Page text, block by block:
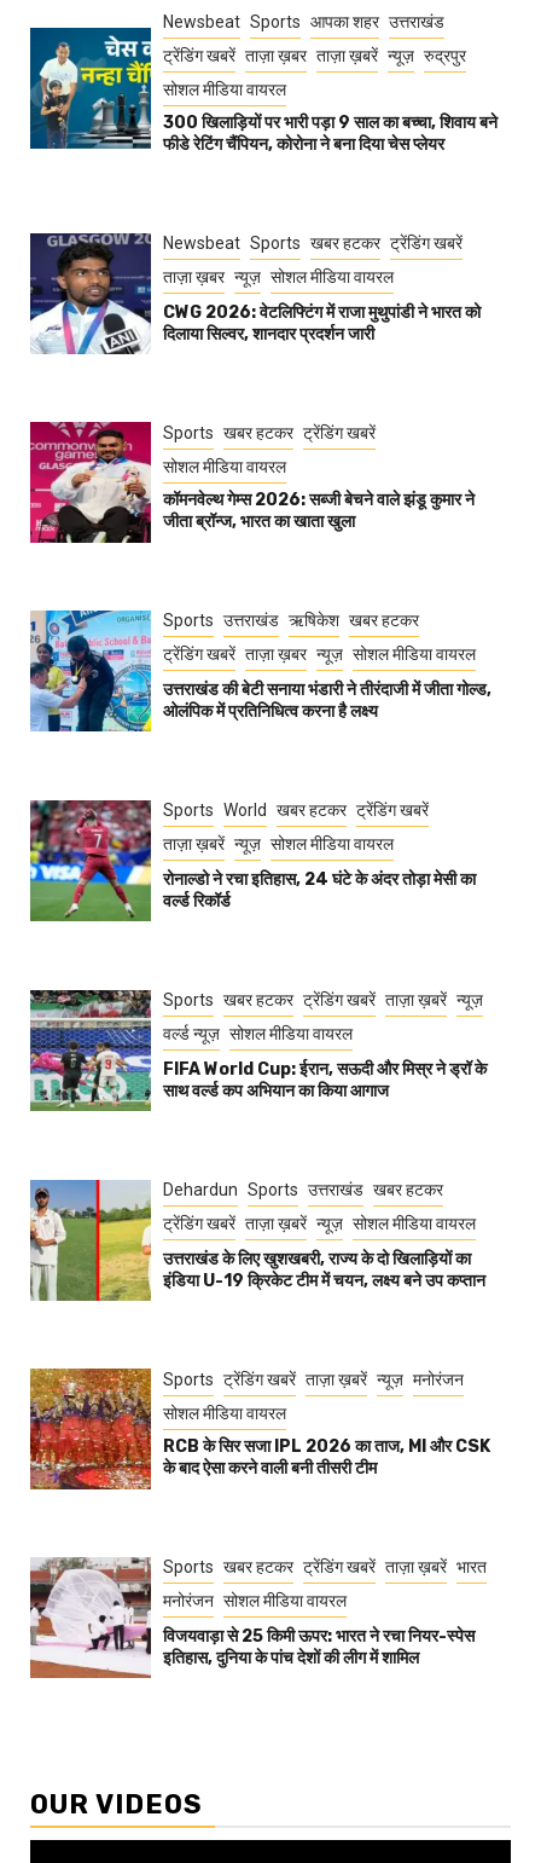
Newsbeat Sports आपका शहर उत्तराखंड
ट्रेंडिंग खबरें ताज़ा ख़बर ताज़ा ख़बरें न्यूज़ रुद्रपुर
सोशल मीडिया वायरल
300 खिलाड़ियों पर भारी पड़ा 9 साल का बच्चा, शिवाय बने
फीडे रेटिंग चैंपियन, कोरोना ने बना दिया चेस प्लेयर
Newsbeat Sports खबर हटकर ट्रेंडिंग खबरें
ताज़ा ख़बर न्यूज़ सोशल मीडिया वायरल
CWG 2026: वेटलिफ्टिंग में राजा मुथुपांडी ने भारत को
दिलाया सिल्वर, शानदार प्रदर्शन जारी
Sports खबर हटकर ट्रेंडिंग खबरें
सोशल मीडिया वायरल
कॉमनवेल्थ गेम्स 2026: सब्जी बेचने वाले झंडू कुमार ने
जीता ब्रॉन्ज, भारत का खाता खुला
Sports उत्तराखंड ऋषिकेश खबर हटकर
ट्रेंडिंग खबरें ताज़ा ख़बर न्यूज़ सोशल मीडिया वायरल
उत्तराखंड की बेटी सनाया भंडारी ने तीरंदाजी में जीता गोल्ड,
ओलंपिक में प्रतिनिधित्व करना है लक्ष्य
Sports World खबर हटकर ट्रेंडिंग खबरें
ताज़ा ख़बरें न्यूज़ सोशल मीडिया वायरल
रोनाल्डो ने रचा इतिहास, 24 घंटे के अंदर तोड़ा मेसी का
वर्ल्ड रिकॉर्ड
Sports खबर हटकर ट्रेंडिंग खबरें ताज़ा ख़बरें न्यूज़
वर्ल्ड न्यूज़ सोशल मीडिया वायरल
FIFA World Cup: ईरान, सऊदी और मिस्र ने ड्रॉ के
साथ वर्ल्ड कप अभियान का किया आगाज
Dehardun Sports उत्तराखंड खबर हटकर
ट्रेंडिंग खबरें ताज़ा ख़बरें न्यूज़ सोशल मीडिया वायरल
उत्तराखंड के लिए खुशखबरी, राज्य के दो खिलाड़ियों का
इंडिया U-19 क्रिकेट टीम में चयन, लक्ष्य बने उप कप्तान
Sports ट्रेंडिंग खबरें ताज़ा ख़बरें न्यूज़ मनोरंजन
सोशल मीडिया वायरल
RCB के सिर सजा IPL 2026 का ताज, MI और CSK
के बाद ऐसा करने वाली बनी तीसरी टीम
Sports खबर हटकर ट्रेंडिंग खबरें ताज़ा ख़बरें भारत
मनोरंजन सोशल मीडिया वायरल
विजयवाड़ा से 25 किमी ऊपर: भारत ने रचा नियर-स्पेस
इतिहास, दुनिया के पांच देशों की लीग में शामिल
OUR VIDEOS